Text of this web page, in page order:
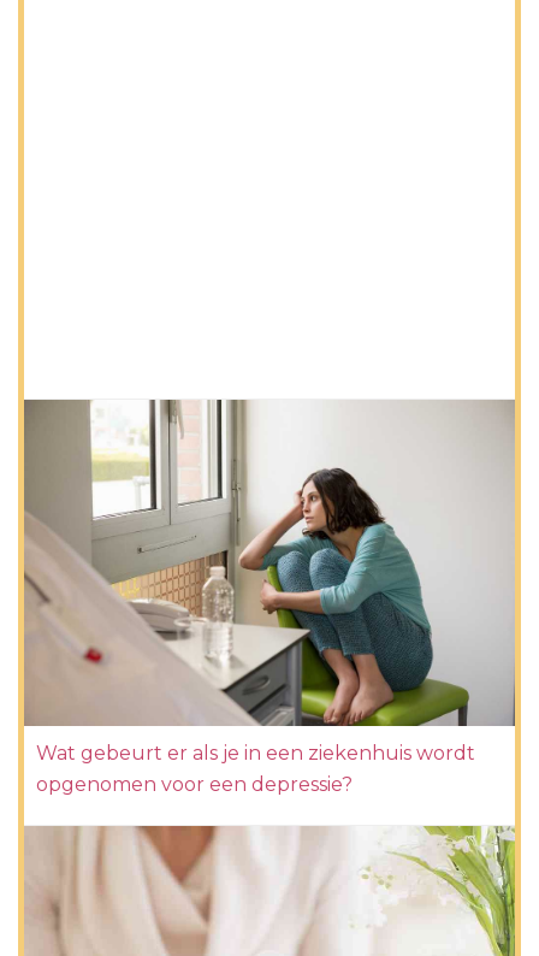
Wat gebeurt er als je in een ziekenhuis wordt
opgenomen voor een depressie?